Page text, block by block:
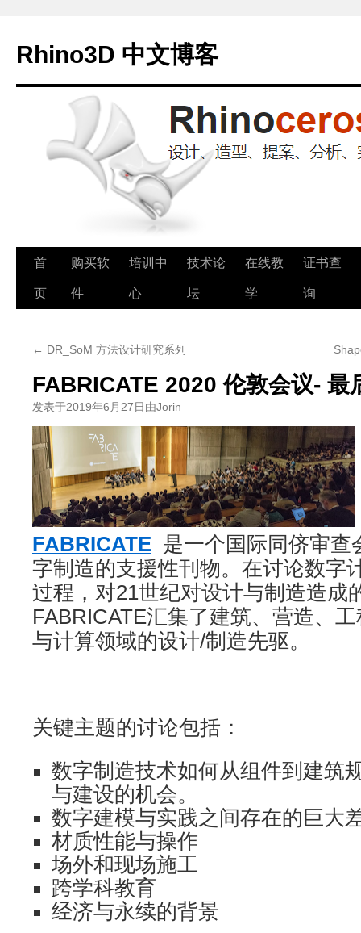
Rhino3D 中文博客
跳
至
首
页
购买软
件
培训中
心
技术论
坛
在线教
学
证书查
询
← DR_SoM 方法设计研究系列
FABRICATE 2020 伦敦会议- 最
发表于2019年6月27日由Jorin
FABRICATE 是一个国际同侪审查
字制造的支援性刊物。在讨论数字
过程，对21世纪对设计与制造造成
FABRICATE汇集了建筑、营造、
与计算领域的设计/制造先驱。
关键主题的讨论包括：
数字制造技术如何从组件到建筑
与建设的机会。
数字建模与实践之间存在的巨大
材质性能与操作
场外和现场施工
跨学科教育
经济与永续的背景